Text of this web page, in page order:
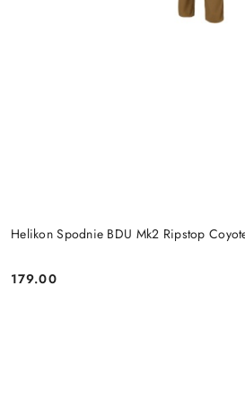
Helikon Spodnie BDU Mk2 Ripstop Coyote
Cena:
179.00